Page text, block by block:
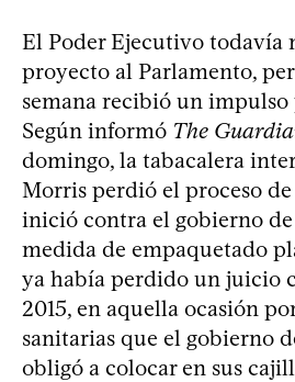
El Poder Ejecutivo todavía
proyecto al Parlamento,
semana recibió un impulso
Según informó The
domingo, la tabacalera
Morris perdió el proceso
inició contra el gobierno
medida de empaquetado
ya había perdido un juicio
2015, en aquella ocasión
sanitarias que el gobierno
obligó a colocar en sus